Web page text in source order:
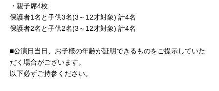
・親子席4枚
保護者1名と子供3名(3～12才対象) 計4名
保護者2名と子供2名(3～12才対象) 計4名
■公演日当日、お子様の年齢が証明できるものをご提示していた
だく場合がございます。
以下必ずご持参ください。